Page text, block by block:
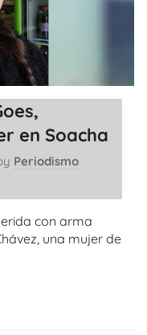
en Soacha
Periodismo
con arma
una mujer de